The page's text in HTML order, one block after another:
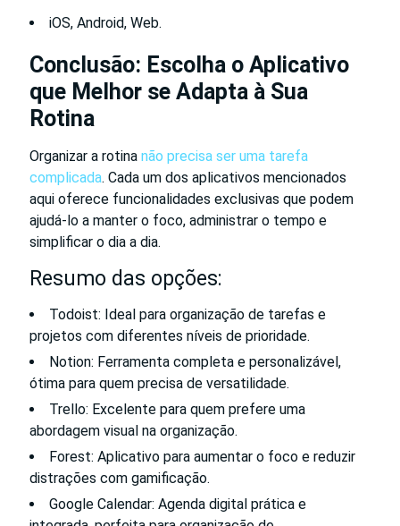
iOS, Android, Web.
Conclusão: Escolha o Aplicativo
que Melhor se Adapta à Sua
Rotina
Organizar a rotina não precisa ser uma tarefa
complicada. Cada um dos aplicativos mencionados
aqui oferece funcionalidades exclusivas que podem
ajudá-lo a manter o foco, administrar o tempo e
simplificar o dia a dia.
Resumo das opções:
Todoist: Ideal para organização de tarefas e
projetos com diferentes níveis de prioridade.
Notion: Ferramenta completa e personalizável,
ótima para quem precisa de versatilidade.
Trello: Excelente para quem prefere uma
abordagem visual na organização.
Forest: Aplicativo para aumentar o foco e reduzir
distrações com gamificação.
Google Calendar: Agenda digital prática e